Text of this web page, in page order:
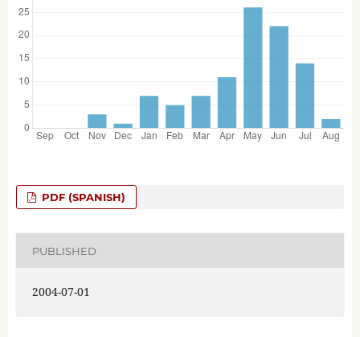
PDF (SPANISH)
PUBLISHED
2004-07-01